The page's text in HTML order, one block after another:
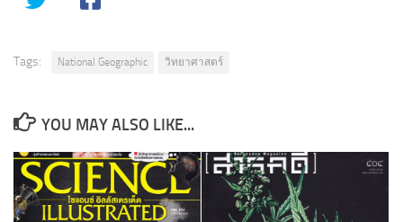
Tags: National Geographic วิทยาศาสตร์
YOU MAY ALSO LIKE...